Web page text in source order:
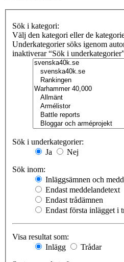
Sök i kategori:
Välj den kategori eller de
Underkategorier söks igenom
inaktiverar “Sök i
Sök i underkategorier:
Ja
Nej
Sök inom:
Inläggsämnen och
Endast meddelandetext
Endast trådämnen
Endast första inlägget i
Visa resultat som:
Inlägg
Trådar